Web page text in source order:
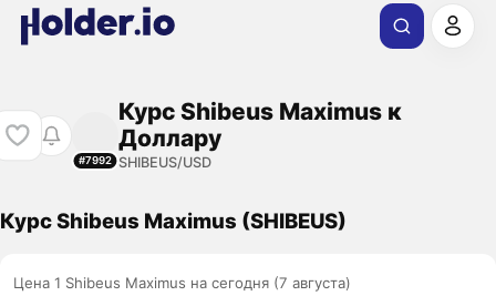
#7992
Курс Shibeus Maximus к
Доллару
SHIBEUS/USD
Курс Shibeus Maximus (SHIBEUS)
Цена 1 Shibeus Maximus на сегодня (7 августа)